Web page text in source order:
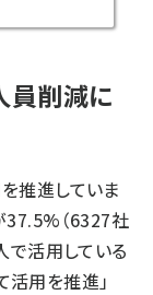
員削減に
推進していま
37.5%（6327社
で活用している
活用を推進」